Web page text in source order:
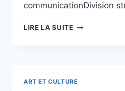
communicationDivision
LIRE LA SUITECAMPAGNE
ART ET CULTURE